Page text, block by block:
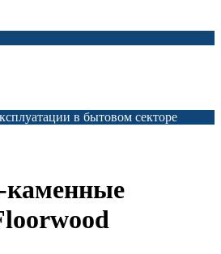
в бытовом секторе